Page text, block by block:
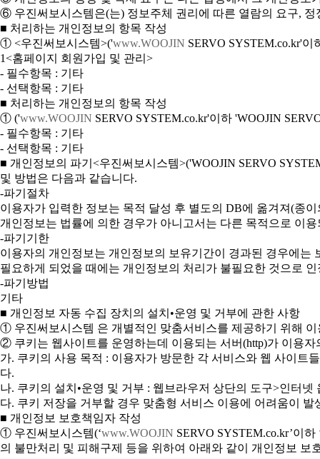
⑥ 우진써보시스템은(는) 정보주체 권리에 따른 열람의 요구,
■ 처리하는 개인정보의 항목 작성
① <우진써보시스템>('www.WOOJIN SERVO SYSTEM.co.kr'
1<홈페이지 회원가입 및 관리>
- 필수항목 : 기타
- 선택항목 : 기타
■ 처리하는 개인정보의 항목 작성
① ('www.WOOJIN SERVO SYSTEM.co.kr'이하 'WOOJIN
- 필수항목 : 기타
- 선택항목 : 기타
■ 개인정보의 파기<우진써보시스템>('WOOJIN SERVO
및 방법은 다음과 같습니다.
-파기절차
이용자가 입력한 정보는 목적 달성 후 별도의 DB에 옮겨져(종
개인정보는 법률에 의한 경우가 아니고서는 다른 목적으로 이
-파기기한
이용자의 개인정보는 개인정보의 보유기간이 경과된 경우에
필요하게 되었을 때에는 개인정보의 처리가 불필요한 것으로
-파기방법
기타
■ 개인정보 자동 수집 장치의 설치•운영 및 거부에 관한 사항
① 우진써보시스템 은 개별적인 맞춤서비스를 제공하기 위해 이
② 쿠키는 웹사이트를 운영하는데 이용되는 서버(http)가 이용
가. 쿠키의 사용 목적 : 이용자가 방문한 각 서비스와 웹 사이트
다.
나. 쿠키의 설치•운영 및 거부 : 웹브라우저 상단의 도구>인터
다. 쿠키 저장을 거부할 경우 맞춤형 서비스 이용에 어려움이 발
■ 개인정보 보호책임자 작성
① 우진써보시스템(‘www.WOOJIN SERVO SYSTEM.co.kr’이
의 불만처리 및 피해구제 등을 위하여 아래와 같이 개인정보 보